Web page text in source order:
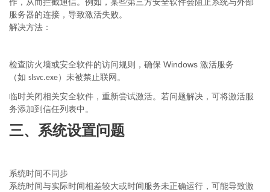
作，从而拦截通信。例如，某些第三方安全软件会阻止系统与外部
服务器的连接，导致激活失败。
解决方法：
检查防火墙或安全软件的访问规则，确保 Windows 激活服务
（如 slsvc.exe）未被禁止联网。
临时关闭相关安全软件，重新尝试激活。若问题解决，可将激活服
务添加到信任列表中。
三、系统设置问题
系统时间不同步
系统时间与实际时间相差较大或时间服务未正确运行，可能导致激